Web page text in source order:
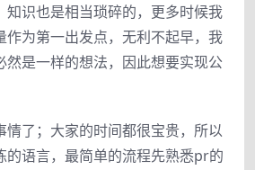
知识也是相当琐碎的，更多时候我
作为第一出发点，无利不起早，我
然是一样的想法，因此想要实现公
情了；大家的时间都很宝贵，所以
的语言，最简单的流程先熟悉pr的